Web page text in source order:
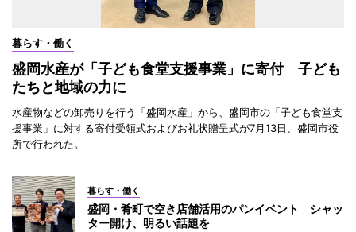
暮らす・働く
盛岡水産が「子ども食堂支援事業」に寄付 子ども
たちと地域の力に
水産物などの卸売りを行う「盛岡水産」から、盛岡市の「子ども食堂支
援事業」に対する寄付受領式およびお礼状贈呈式が7月13日、盛岡市役
所で行われた。
暮らす・働く
盛岡・肴町で空き店舗活用のパンイベント シャッ
ター開け、明るい話題を